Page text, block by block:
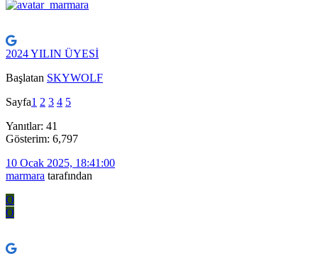
2024 YILIN ÜYESİ
Başlatan SKYWOLF
Sayfa1 2 3 4 5
Yanıtlar: 41
Gösterim: 6,797
10 Ocak 2025, 18:41:00
marmara tarafından
O
O